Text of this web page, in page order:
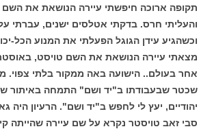
תקופה ארוכה חיפשתי עיירה הנושאת את השם
והעליתי חרס. בדקתי אטלסים ישנים, עברתי
וכשהגיע עידן הגוגל הפעלתי את המנוע הכל-
מצאתי עיירה הנושאת את השם טויסט,
אחר בעולם.. הישועה באה ממקור בלתי צפוי.
שכטר שבעבודתו ב"יד ושם" התמחה באיתור
יהודיים, יעץ לי לחפש ב"יד ושם". הרעיון היה
סבי זאב טויסטר נקרא על שם עיירה שהייתה